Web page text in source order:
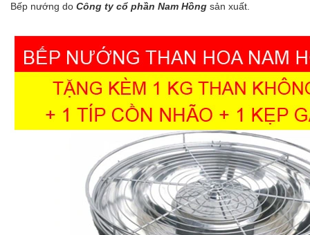
Bếp nướng do Công ty cổ phần Nam Hồng sản xuất.